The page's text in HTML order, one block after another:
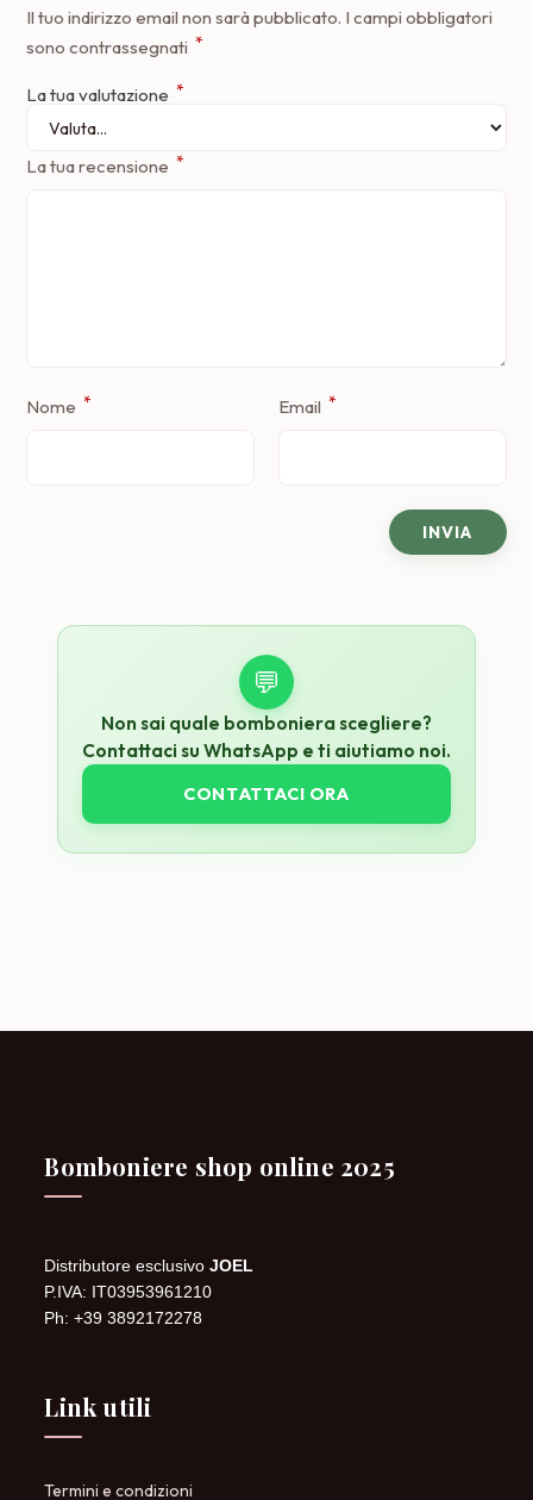
Il tuo indirizzo email non sarà pubblicato. I campi obbligatori
sono contrassegnati *
La tua valutazione *
La tua recensione *
Nome * Email *
💬
Non sai quale bomboniera scegliere?
Contattaci su WhatsApp e ti aiutiamo noi.
CONTATTACI ORA
Bomboniere shop online 2025
Distributore esclusivoJOEL
P.IVA: IT03953961210
Ph: +39 3892172278
Link utili
Termini e condizioni